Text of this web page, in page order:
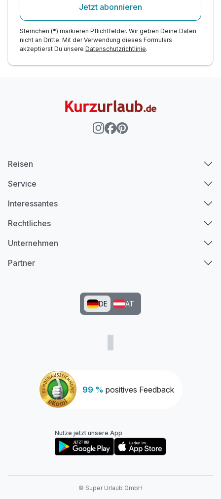
Jetzt abonnieren
Sternchen (*) markieren Pflichtfelder. Wir geben Deine Daten
nicht an Dritte. Mit der Verwendung dieses Formulars
akzeptierst Du unsere Datenschutzrichtlinie.
99 % positives Feedback
Reisen
Service
Interessantes
Rechtliches
Unternehmen
Partner
DE AT
Nutze jetzt unsere App
© Super Urlaub GmbH